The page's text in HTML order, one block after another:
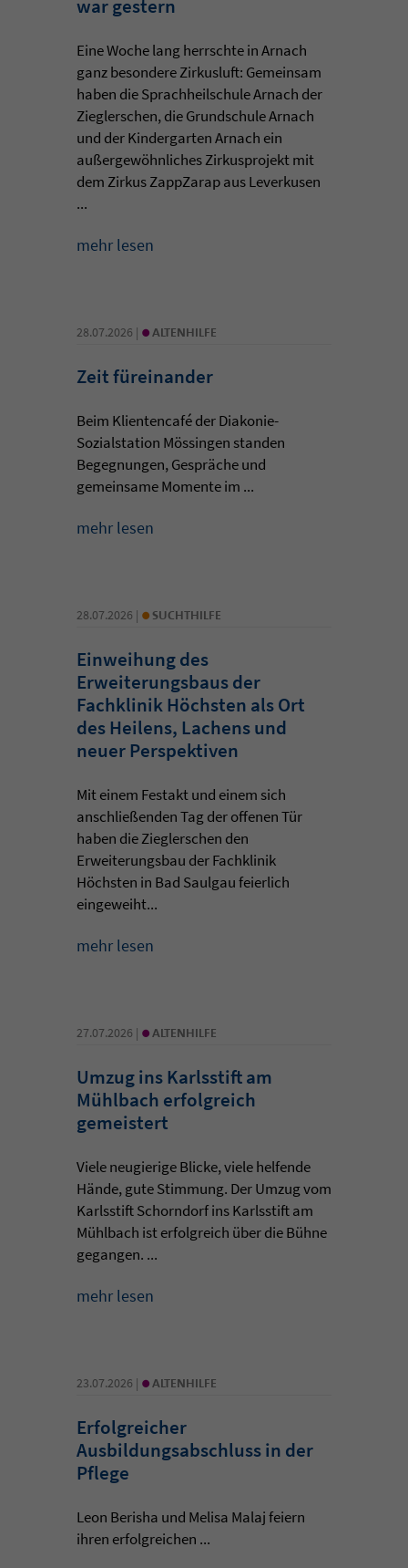
war gestern
Eine Woche lang herrschte in Arnach
ganz besondere Zirkusluft: Gemeinsam
haben die Sprachheilschule Arnach der
Zieglerschen, die Grundschule Arnach
und der Kindergarten Arnach ein
außergewöhnliches Zirkusprojekt mit
dem Zirkus ZappZarap aus Leverkusen
...
mehr lesen
28.07.2026 | • ALTENHILFE
Zeit füreinander
Beim Klientencafé der Diakonie-
Sozialstation Mössingen standen
Begegnungen, Gespräche und
gemeinsame Momente im ...
mehr lesen
28.07.2026 | • SUCHTHILFE
Einweihung des
Erweiterungsbaus der
Fachklinik Höchsten als Ort
des Heilens, Lachens und
neuer Perspektiven
Mit einem Festakt und einem sich
anschließenden Tag der offenen Tür
haben die Zieglerschen den
Erweiterungsbau der Fachklinik
Höchsten in Bad Saulgau feierlich
eingeweiht...
mehr lesen
27.07.2026 | • ALTENHILFE
Umzug ins Karlsstift am
Mühlbach erfolgreich
gemeistert
Viele neugierige Blicke, viele helfende
Hände, gute Stimmung. Der Umzug vom
Karlsstift Schorndorf ins Karlsstift am
Mühlbach ist erfolgreich über die Bühne
gegangen. ...
mehr lesen
23.07.2026 | • ALTENHILFE
Erfolgreicher
Ausbildungsabschluss in der
Pflege
Leon Berisha und Melisa Malaj feiern
ihren erfolgreichen ...